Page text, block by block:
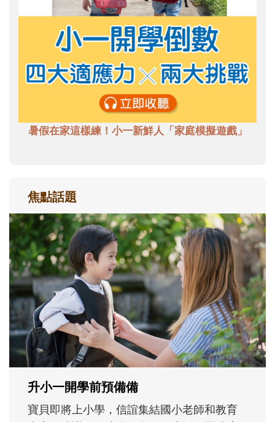
暑假在家這樣練！小一新鮮人「家庭模擬遊戲」
焦點話題
和孩子一起長大的那個男人│讀懂父親的
不同模樣
沒有人天生就擅長當爸爸！男人總是在一次
次「前所未有」的體驗中，跟著孩子一起長
大。從給予安全感的肢體遊戲，到獨立自
主、角色認同及解決問題的能力養成。爸爸
正嘗試用不同的模樣，參與孩子每個重要的